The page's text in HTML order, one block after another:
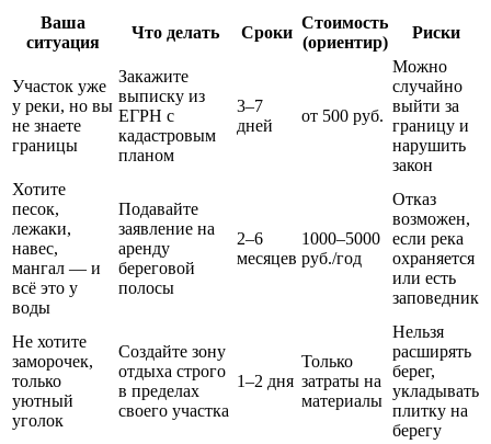
Ваша
ситуация
Что делать Сроки
Стоимость
(ориентир)
Риски
Участок уже
у реки, но вы
не знаете
границы
Закажите
выписку из
ЕГРН с
кадастровым
планом
3–7
дней
от 500 руб.
Можно
случайно
выйти за
границу и
нарушить
закон
Хотите
песок,
лежаки,
навес,
мангал — и
всё это у
воды
Подавайте
заявление на
аренду
береговой
полосы
2–6
месяцев
1000–5000
руб./год
Отказ
возможен,
если река
охраняется
или есть
заповедник
Не хотите
заморочек,
только
уютный
уголок
Создайте зону
отдыха строго
в пределах
своего участка
1–2 дня
Только
затраты на
материалы
Нельзя
расширять
берег,
укладывать
плитку на
берегу